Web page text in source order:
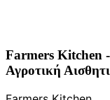
Farmers Kitchen
Αγροτική